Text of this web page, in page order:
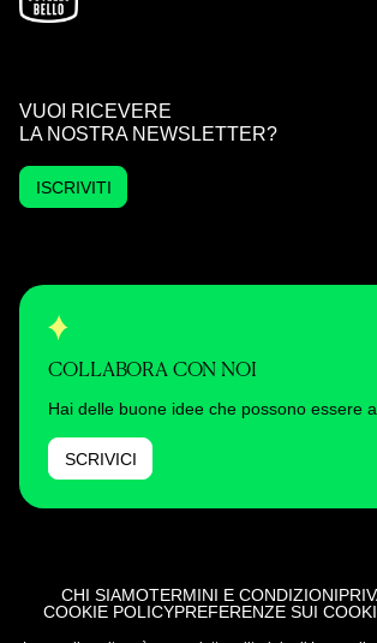
VUOI RICEVERE
LA NOSTRA NEWSLETTER?
ISCRIVITI
COLLABORA CON NOI
Hai delle buone idee che possono essere
SCRIVICI
CHI SIAMOTERMINI E CONDIZIONI
COOKIE POLICYPREFERENZE SUI